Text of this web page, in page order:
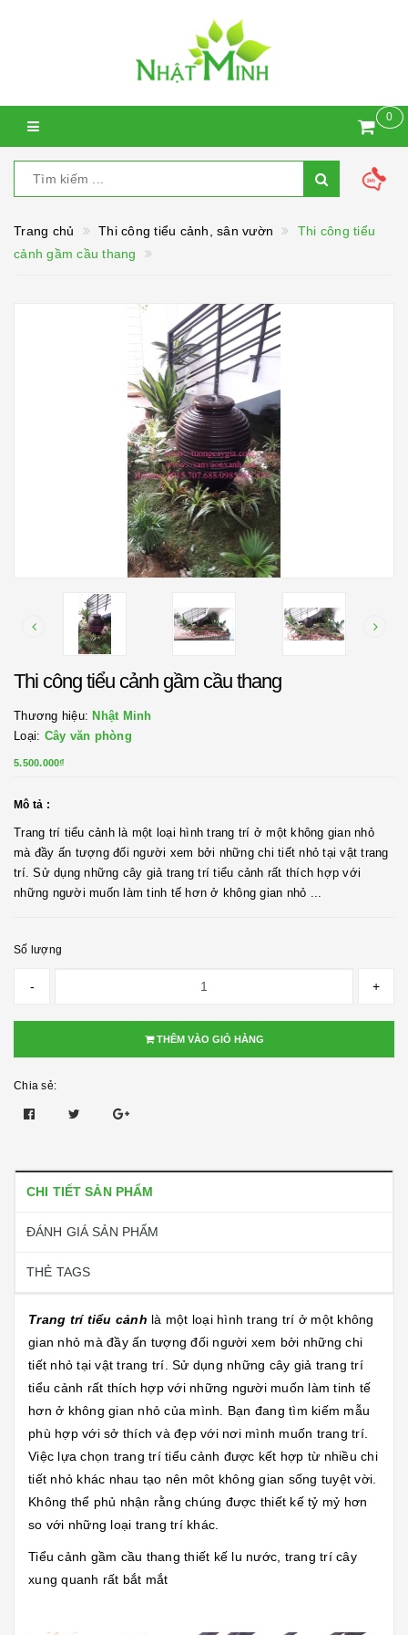
0
Trang chủ Thi công tiểu cảnh, sân vườn
Thi công tiểu
cảnh gầm cầu thang
Thi công tiểu cảnh gầm cầu thang
Thương hiệu: Nhật Minh
Loại: Cây văn phòng
5.500.000₫
Mô tả :
Trang trí tiểu cảnh là một loại hình trang trí ở một không gian nhỏ
mà đầy ấn tượng đối người xem bởi những chi tiết nhỏ tại vật trang
trí. Sử dụng những cây giả trang trí tiểu cảnh rất thích hợp với
những người muốn làm tinh tế hơn ở không gian nhỏ ...
Số lượng
- +
THÊM VÀO GIỎ HÀNG
Chia sẻ:
CHI TIẾT SẢN PHẨM
ĐÁNH GIÁ SẢN PHẨM
THẺ TAGS
Trang trí tiểu cảnh là một loại hình trang trí ở một không
gian nhỏ mà đầy ấn tượng đối người xem bởi những chi
tiết nhỏ tại vật trang trí. Sử dụng những cây giả trang trí
tiểu cảnh rất thích hợp với những người muốn làm tinh tế
hơn ở không gian nhỏ của mình. Bạn đang tìm kiếm mẫu
phù hợp với sở thích và đẹp với nơi mình muốn trang trí.
Việc lựa chọn trang trí tiểu cảnh được kết hợp từ nhiều chi
tiết nhỏ khác nhau tạo nên môt không gian sống tuyệt vời.
Không thể phủ nhận rằng chúng được thiết kế tỷ mỷ hơn
so với những loại trang trí khác.
Tiểu cảnh gầm cầu thang thiết kế lu nước, trang trí cây
xung quanh rất bắt mắt